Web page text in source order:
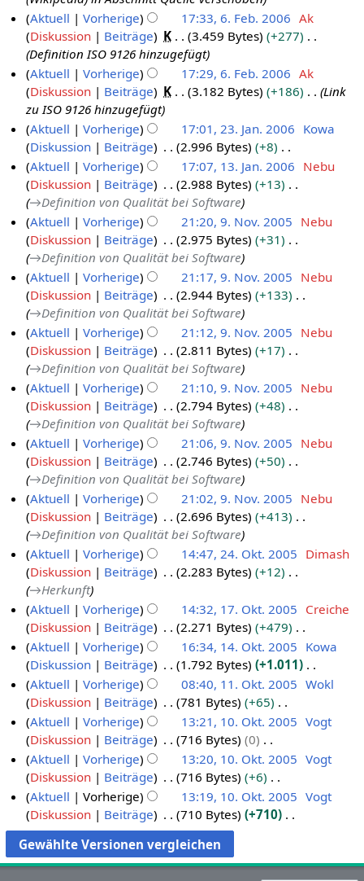
s
u
n
g
s
a
m
m
e
n
f
a
s
s
u
n
g
s
z
u
s
a
m
m
e
n
f
a
s
s
u
n
g
u
n
g
s
z
u
s
a
m
m
e
n
f
a
s
s
u
n
g
i
t
u
n
g
s
z
u
s
a
m
m
e
n
f
a
s
s
u
n
g
e
a
r
b
e
i
u
n
g
s
z
u
s
a
m
m
e
n
f
a
s
s
u
n
g
0
F
0
F
a
0
Aktuell Vorherige 17:33, 6. Feb. 2006 Ak
Diskussion
Beiträge K 3.459 Bytes
+277
Definition ISO 9126 hinzugefügt
Aktuell
Vorherige 17:29, 6. Feb. 2006 Ak
Diskussion
Beiträge K 3.182 Bytes +186
Link
zu ISO 9126 hinzugefügt
3
a
a
0
Aktuell Vorherige 17:01, 23. Jan. 2006 Kowa
Diskussion
Beiträge 2.996 Bytes
+8
K
e
i
n
e
B
e
a
r
b
e
i
t
u
n
g
s
z
u
s
a
m
m
e
n
f
a
s
s
u
n
g
n
0
Aktuell Vorherige 17:07, 13. Jan. 2006 Nebu
Diskussion
Beiträge 2.988 Bytes
+13
→Definition von Qualität bei Software
N
e
e
0
Aktuell Vorherige 21:20, 9. Nov. 2005 Nebu
Diskussion
Beiträge 2.975 Bytes
+31
→Definition von Qualität bei Software
Aktuell
Vorherige 21:17, 9. Nov. 2005 Nebu
Diskussion
Beiträge 2.944 Bytes
+133
→Definition von Qualität bei Software
Aktuell
Vorherige 21:12, 9. Nov. 2005 Nebu
Diskussion
Beiträge 2.811 Bytes
+17
→Definition von Qualität bei Software
Aktuell
Vorherige 21:10, 9. Nov. 2005 Nebu
Diskussion
Beiträge 2.794 Bytes
+48
→Definition von Qualität bei Software
Aktuell
Vorherige 21:06, 9. Nov. 2005 Nebu
Diskussion
Beiträge 2.746 Bytes
+50
→Definition von Qualität bei Software
Aktuell
Vorherige 21:02, 9. Nov. 2005 Nebu
Diskussion
Beiträge 2.696 Bytes
+413
→Definition von Qualität bei Software
k
o
e
2
0
Aktuell Vorherige 14:47, 24. Okt. 2005 Dimash
Diskussion
Beiträge 2.283 Bytes
+12
→Herkunft
7
O
b
0
0
5
Aktuell Vorherige 14:32, 17. Okt. 2005 Creiche
Diskussion
Beiträge 2.271 Bytes
+479
K
e
i
n
e
B
e
a
r
b
e
i
t
4
O
b
r
2
0
Aktuell Vorherige 16:34, 14. Okt. 2005 Kowa
Diskussion
Beiträge 1.792 Bytes
+1.011
K
e
i
n
e
B
e
a
r
b
e
1
O
b
e
r
Aktuell Vorherige 08:40, 11. Okt. 2005 Wokl
Diskussion
Beiträge 781 Bytes
+65
K
e
i
n
e
B
e
a
r
0
O
t
o
b
Aktuell Vorherige 13:21, 10. Okt. 2005 Vogt
Diskussion
Beiträge 716 Bytes
0
K
e
i
n
e
B
e
Aktuell Vorherige 13:20, 10. Okt. 2005 Vogt
Diskussion
Beiträge 716 Bytes
+6
K
e
i
n
e
Aktuell Vorherige 13:19, 10. Okt. 2005 Vogt
Diskussion
Beiträge 710 Bytes
+710
K
e
i